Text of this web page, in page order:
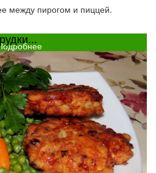
между пирогом и пиццей.